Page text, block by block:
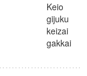
Keio
gijuku
keizai
gakkai